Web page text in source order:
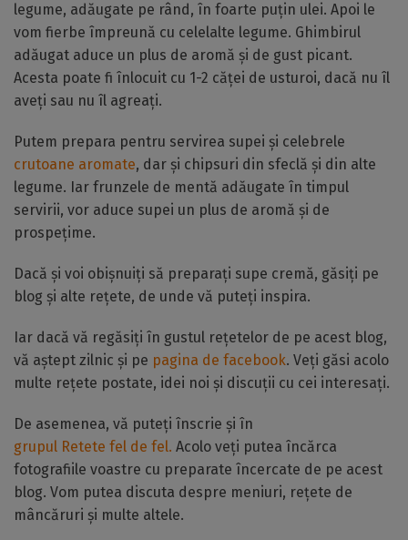
legume, adăugate pe rând, în foarte puțin ulei. Apoi le
vom fierbe împreună cu celelalte legume. Ghimbirul
adăugat aduce un plus de aromă și de gust picant.
Acesta poate fi înlocuit cu 1-2 căței de usturoi, dacă nu îl
aveți sau nu îl agreați.
Putem prepara pentru servirea supei și celebrele
crutoane aromate, dar și chipsuri din sfeclă și din alte
legume. Iar frunzele de mentă adăugate în timpul
servirii, vor aduce supei un plus de aromă și de
prospețime.
Dacă și voi obișnuiți să preparați supe cremă, găsiți pe
blog și alte rețete, de unde vă puteți inspira.
Iar dacă vă regăsiți în gustul rețetelor de pe acest blog,
vă aștept zilnic și pe pagina de facebook. Veți găsi acolo
multe rețete postate, idei noi și discuții cu cei interesați.
De asemenea, vă puteți înscrie și în
grupul Retete fel de fel. Acolo veți putea încărca
fotografiile voastre cu preparate încercate de pe acest
blog. Vom putea discuta despre meniuri, rețete de
mâncăruri și multe altele.